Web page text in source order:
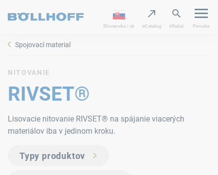
Slovensko | sk eCatalog Hľadať Ponuka
Spojovací material
NITOVANIE
RIVSET®
Lisovacie nitovanie RIVSET® na spájanie viacerých
materiálov iba v jedinom kroku.
Typy produktov